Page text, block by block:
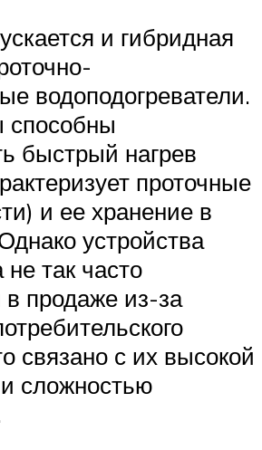
и гибридная
водоподогреватели.
способны
быстрый нагрев
проточные
и ее хранение в
устройства
не так часто
в продаже из-за
связано с их высокой
сложностью